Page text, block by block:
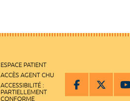
ESPACE PATIENT
ACCÈS AGENT CHU
ACCESSIBILITÉ :
PARTIELLEMENT
CONFORME